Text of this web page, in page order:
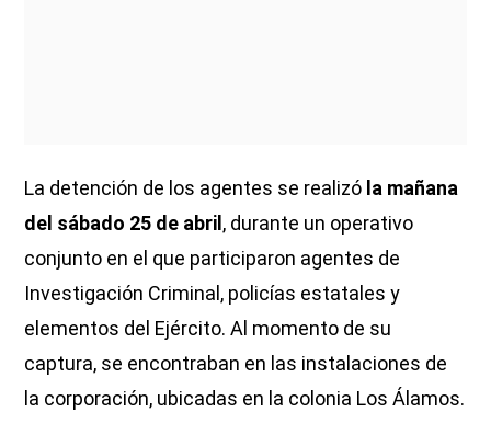
La detención de los agentes se realizó la mañana
del sábado 25 de abril, durante un operativo
conjunto en el que participaron agentes de
Investigación Criminal, policías estatales y
elementos del Ejército. Al momento de su
captura, se encontraban en las instalaciones de
la corporación, ubicadas en la colonia Los Álamos.